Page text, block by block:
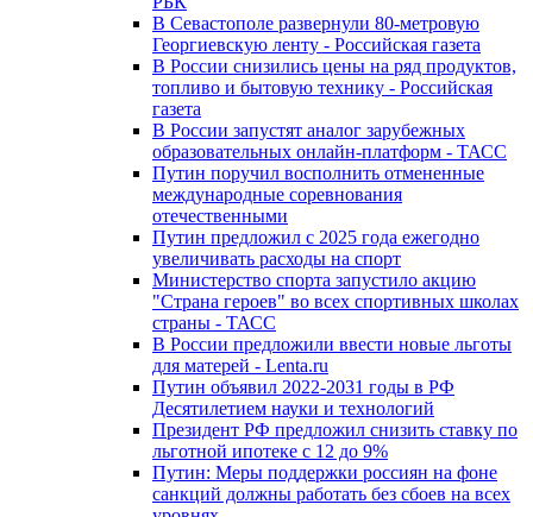
В Севастополе развернули 80-метровую
Георгиевскую ленту - Российская газета
В России снизились цены на ряд продуктов,
топливо и бытовую технику - Российская
газета
В России запустят аналог зарубежных
образовательных онлайн-платформ - ТАСС
Путин поручил восполнить отмененные
международные соревнования
отечественными
Путин предложил с 2025 года ежегодно
увеличивать расходы на спорт
Министерство спорта запустило акцию
"Страна героев" во всех спортивных школах
страны - ТАСС
В России предложили ввести новые льготы
для матерей - Lenta.ru
Путин объявил 2022-2031 годы в РФ
Десятилетием науки и технологий
Президент РФ предложил снизить ставку по
льготной ипотеке с 12 до 9%
Путин: Меры поддержки россиян на фоне
санкций должны работать без сбоев на всех